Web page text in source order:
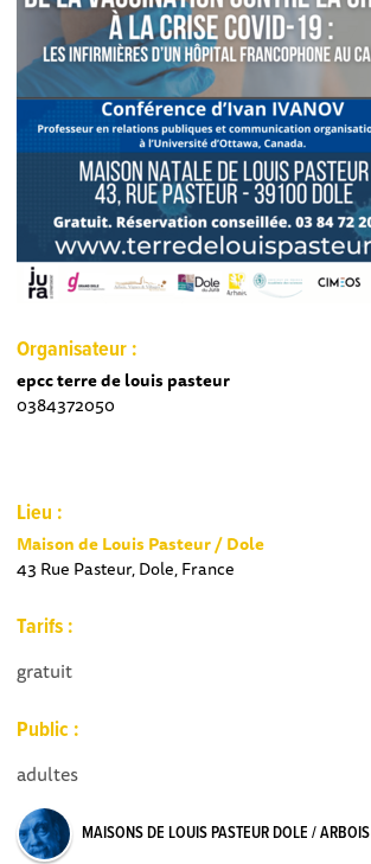
Organisateur :
epcc terre de louis pasteur
0384372050
Lieu :
Maison de Louis Pasteur / Dole
43 Rue Pasteur, Dole, France
Tarifs :
gratuit
Public :
adultes
MAISONS DE LOUIS PASTEUR DOLE / ARBOIS